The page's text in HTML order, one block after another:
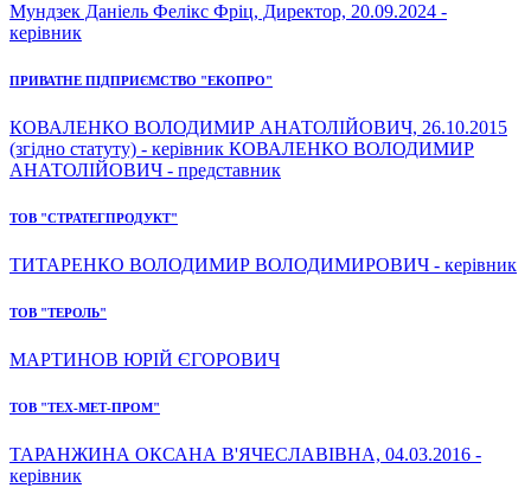
Мундзек Даніель Фелікс Фріц, Директор, 20.09.2024 -
керівник
ПРИВАТНЕ ПІДПРИЄМСТВО "ЕКОПРО"
КОВАЛЕНКО ВОЛОДИМИР АНАТОЛІЙОВИЧ, 26.10.2015
(згідно статуту) - керівник КОВАЛЕНКО ВОЛОДИМИР
АНАТОЛІЙОВИЧ - представник
ТОВ "СТРАТЕГПРОДУКТ"
ТИТАРЕНКО ВОЛОДИМИР ВОЛОДИМИРОВИЧ - керівник
ТОВ "ТЕРОЛЬ"
МАРТИНОВ ЮРІЙ ЄГОРОВИЧ
ТОВ "ТЕХ-МЕТ-ПРОМ"
ТАРАНЖИНА ОКСАНА В'ЯЧЕСЛАВІВНА, 04.03.2016 -
керівник